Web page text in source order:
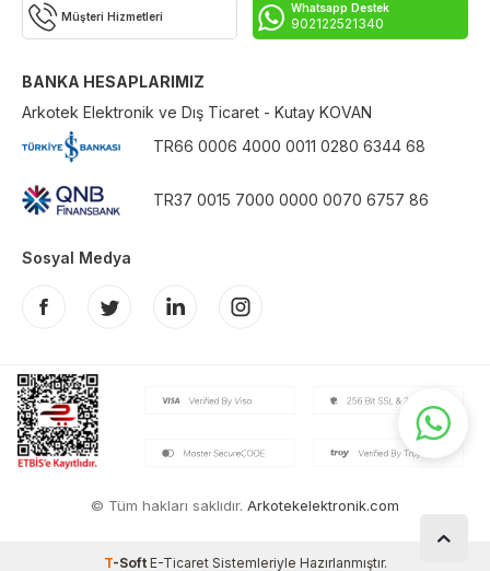
Müşteri Hizmetleri
Whatsapp Destek
902122521340
BANKA HESAPLARIMIZ
Arkotek Elektronik ve Dış Ticaret - Kutay KOVAN
TR66 0006 4000 0011 0280 6344 68
TR37 0015 7000 0000 0070 6757 86
Sosyal Medya
© Tüm hakları saklıdır. Arkotekelektronik.com
T-Soft E-TicaretSistemleriyle Hazırlanmıştır.